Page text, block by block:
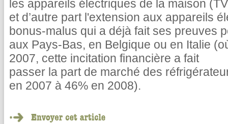
les appareils électriques de la maison
et d’autre part l'extension aux appareils
bonus-malus qui a déjà fait ses preuves
aux Pays-Bas, en Belgique ou en Italie
2007, cette incitation financière a fait
passer la part de marché des
en 2007 à 46% en 2008).